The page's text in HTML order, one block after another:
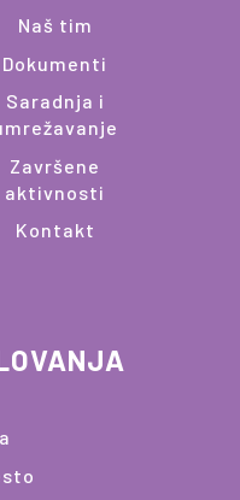
Naš tim
Dokumenti
Saradnja i
Završene
aktivnosti
Kontakt